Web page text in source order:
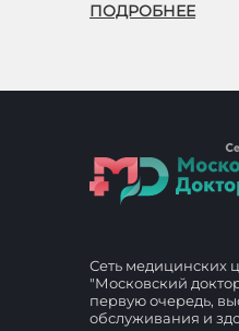
ПОДРОБНЕЕ
Сеть медицинских
"Московский
первую очередь,
обслуживания и